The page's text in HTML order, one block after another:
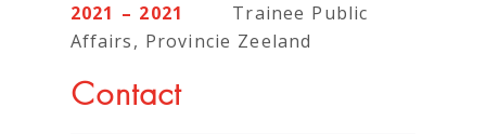
2021 – 2021
Trainee Public
Affairs, Provincie Zeeland
Contact